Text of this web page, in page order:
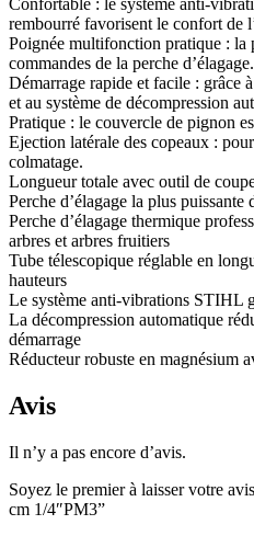
Confortable : le système anti-
rembourré favorisent le confort de
Poignée multifonction pratique : la
commandes de la perche d’élagage.
Démarrage rapide et facile : grâce
et au système de décompression
Pratique : le couvercle de pignon
Ejection latérale des copeaux :
colmatage.
Longueur totale avec outil de
Perche d’élagage la plus
Perche d’élagage thermique
arbres et arbres fruitiers
Tube télescopique réglable en
hauteurs
Le système anti-vibrations STIHL
La décompression automatique
démarrage
Réducteur robuste en magnésium
Avis
Il n’y a pas encore d’avis.
Soyez le premier à laisser votre
cm 1/4″PM3”